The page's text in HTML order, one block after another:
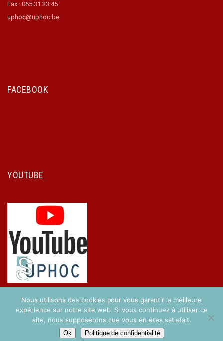
Fax : 065.31.33.45
uphoc@uphoc.be
FACEBOOK
YOUTUBE
Copyright © 2017 UPHOC. Réalisé parEasy-Concept.
Nous utilisons des cookies pour vous garantir la meilleure
expérience sur notre site web. Si vous continuez à utiliser ce
site, nous supposerons que vous en êtes satisfait.
Ok Politique de confidentialité